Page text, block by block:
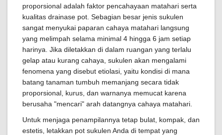
proporsional adalah faktor pencahayaan matahari serta
kualitas drainase pot. Sebagian besar jenis sukulen
sangat menyukai paparan cahaya matahari langsung
yang melimpah selama minimal 4 hingga 6 jam setiap
harinya. Jika diletakkan di dalam ruangan yang terlalu
gelap atau kurang cahaya, sukulen akan mengalami
fenomena yang disebut etiolasi, yaitu kondisi di mana
batang tanaman tumbuh memanjang secara tidak
proporsional, kurus, dan warnanya memucat karena
berusaha "mencari" arah datangnya cahaya matahari.
Untuk menjaga penampilannya tetap bulat, kompak, dan
estetis, letakkan pot sukulen Anda di tempat yang